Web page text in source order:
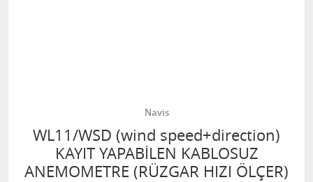
Navis
WL11/WSD (wind speed+direction)
KAYIT YAPABİLEN KABLOSUZ
ANEMOMETRE (RÜZGAR HIZI ÖLÇER)